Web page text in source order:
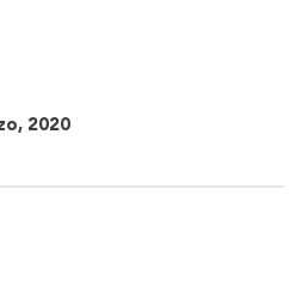
2020